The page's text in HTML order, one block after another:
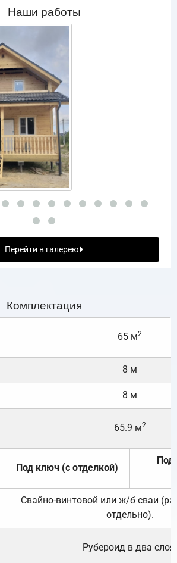
Наши работы
Перейти в галерею
Комплектация
65 м2
8 м
8 м
65.9 м2
Под ключ (с отделкой)
Под
Свайно-винтовой или ж/б сваи
отдельно).
Рубероид в два слоя.